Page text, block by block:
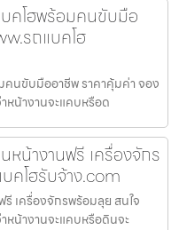
บคโฮพร้อมคนขับมือ
รถแบคโฮ
คนขับมืออาชีพ ราคาคุ้มค่า จอง
หน้างานจะแคบหรือด
หน้างานฟรี เครื่องจักร
คโฮรับจ้าง.com
เครื่องจักรพร้อมลุย สนใจ
น้างานจะแคบหรือดินจะ